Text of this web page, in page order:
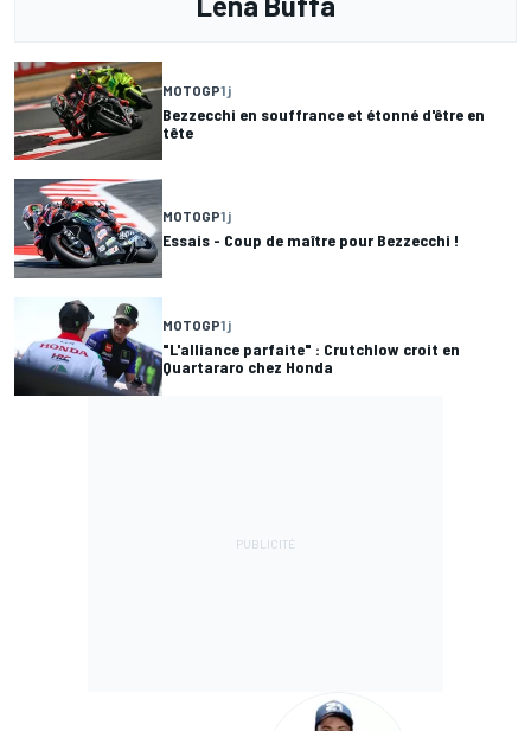
MOTOGP1 j
Bezzecchi en souffrance et étonné d'être en
tête
MOTOGP1 j
Essais - Coup de maître pour Bezzecchi !
MOTOGP1 j
"L'alliance parfaite" : Crutchlow croit en
Quartararo chez Honda